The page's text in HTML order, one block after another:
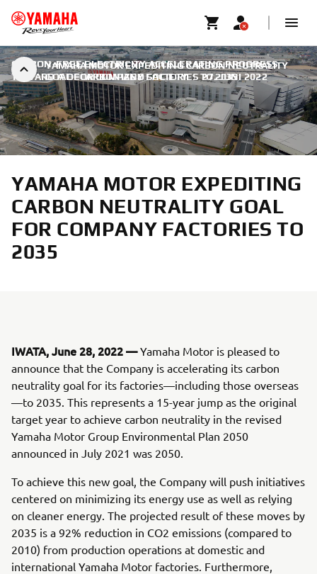
YAMAHA MOTOR EXPEDITING CARBON NEUTRALITY
GOAL FOR COMPANY FACTORIES TO 2035
CARBON-FREE ELECTRICITY ACCELERATING PROGRESS
TOWARD A DECARBONIZED SOCIETY | 27. JUNI 2022
YAMAHA MOTOR EXPEDITING
CARBON NEUTRALITY GOAL
FOR COMPANY FACTORIES TO
2035
IWATA, June 28, 2022 —Yamaha Motor is pleased to
announce that the Company is accelerating its carbon
neutrality goal for its factories—including those overseas
—to 2035. This represents a 15-year jump as the original
target year to achieve carbon neutrality in the revised
Yamaha Motor Group Environmental Plan 2050
announced in July 2021 was 2050.
To achieve this new goal, the Company will push initiatives
centered on minimizing its energy use as well as relying
on cleaner energy. The projected result of these moves by
2035 is a 92% reduction in CO2 emissions (compared to
2010) from production operations at domestic and
international Yamaha Motor factories. Furthermore,